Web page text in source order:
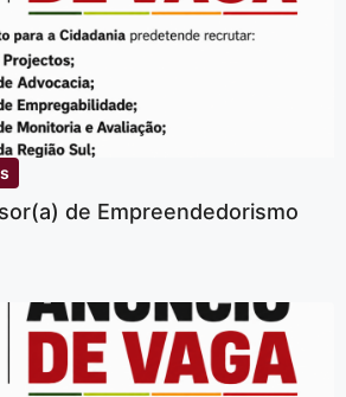
de Empreendedorismo